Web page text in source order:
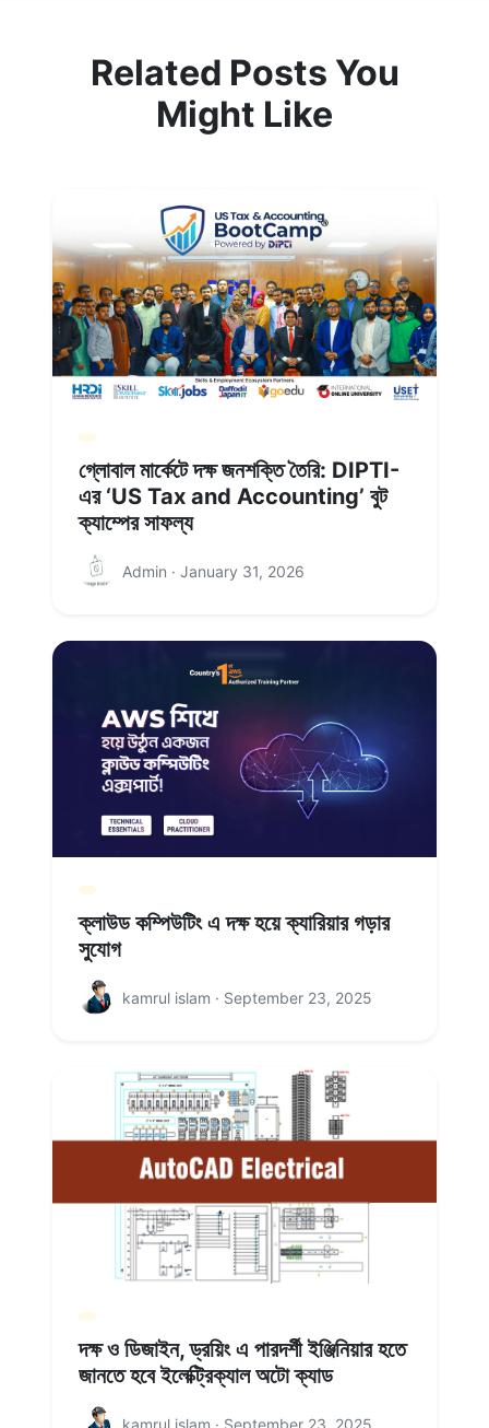
Related Posts You
Might Like
গ্লোবাল মার্কেটে দক্ষ জনশক্তি তৈরি: DIPTI-
এর ‘US Tax and Accounting’ বুট
ক্যাম্পের সাফল্য
Admin · January 31, 2026
ক্লাউড কম্পিউটিং এ দক্ষ হয়ে ক্যারিয়ার গড়ার
সুযোগ
kamrul islam · September 23, 2025
দক্ষ ও ডিজাইন, ড্রয়িং এ পারদর্শী ইঞ্জিনিয়ার হতে
জানতে হবে ইলেক্ট্রিক্যাল অটো ক্যাড
kamrul islam · September 23, 2025